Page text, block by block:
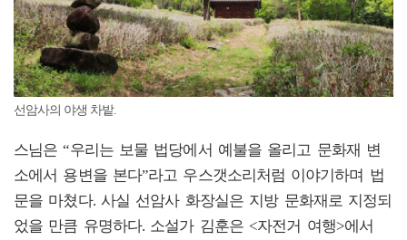
선암사의 야생 차밭.
스님은“우리는 보물 법당에서 예불을 올리고 문화재 변
소에서 용변을 본다”라고 우스갯소리처럼 이야기하며 법
문을 마쳤다. 사실 선암사 화장실은 지방 문화재로 지정되
었을 만큼 유명하다. 소설가 김훈은 <자전거 여행>에서